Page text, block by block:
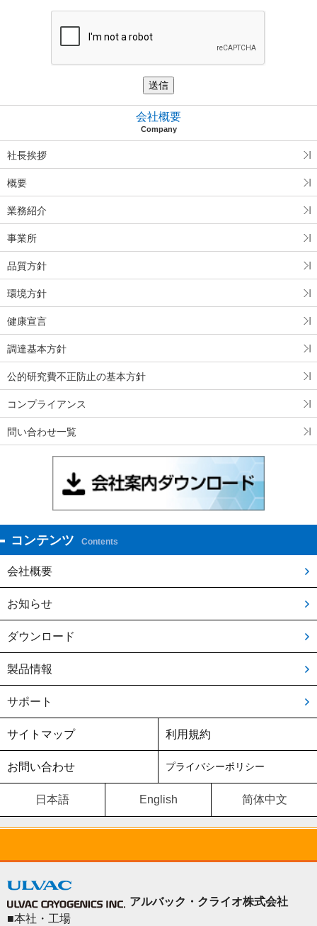
会社概要
Company
社長挨拶
概要
業務紹介
事業所
品質方針
環境方針
健康宣言
調達基本方針
公的研究費不正防止の基本方針
コンプライアンス
問い合わせ一覧
アルバック・クライオ株式会社
■本社・工場
コンテンツ Contents
会社概要
お知らせ
ダウンロード
製品情報
サポート
サイトマップ 利用規約
お問い合わせ プライバシーポリシー
简体中文
English
日本語